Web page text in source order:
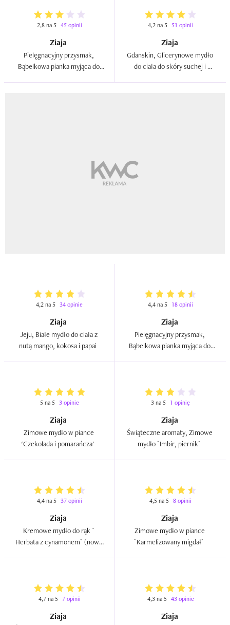
2,8 na 5 45 opinii
Ziaja
Pielęgnacyjny przysmak,
Bąbelkowa pianka myjąca do
4,2 na 5 51 opinii
Ziaja
Gdanskin, Glicerynowe mydło
do ciała do skóry suchej i
4,2 na 5 34 opinie
Ziaja
Jeju, Białe mydło do ciała z
4,4 na 5 18 opinii
Ziaja
Pielęgnacyjny przysmak,
Bąbelkowa pianka myjąca do
5 na 5 3 opinie
Ziaja
Zimowe mydło w piance
3 na 5 1 opinię
Ziaja
Świąteczne aromaty, Zimowe
4,4 na 5 37 opinii
Ziaja
Kremowe mydło do rąk `
Herbata z cynamonem` (nowa
4,5 na 5 8 opinii
Ziaja
Zimowe mydło w piance
4,7 na 5 7 opinii
Ziaja
4,3 na 5 43 opinie
Ziaja